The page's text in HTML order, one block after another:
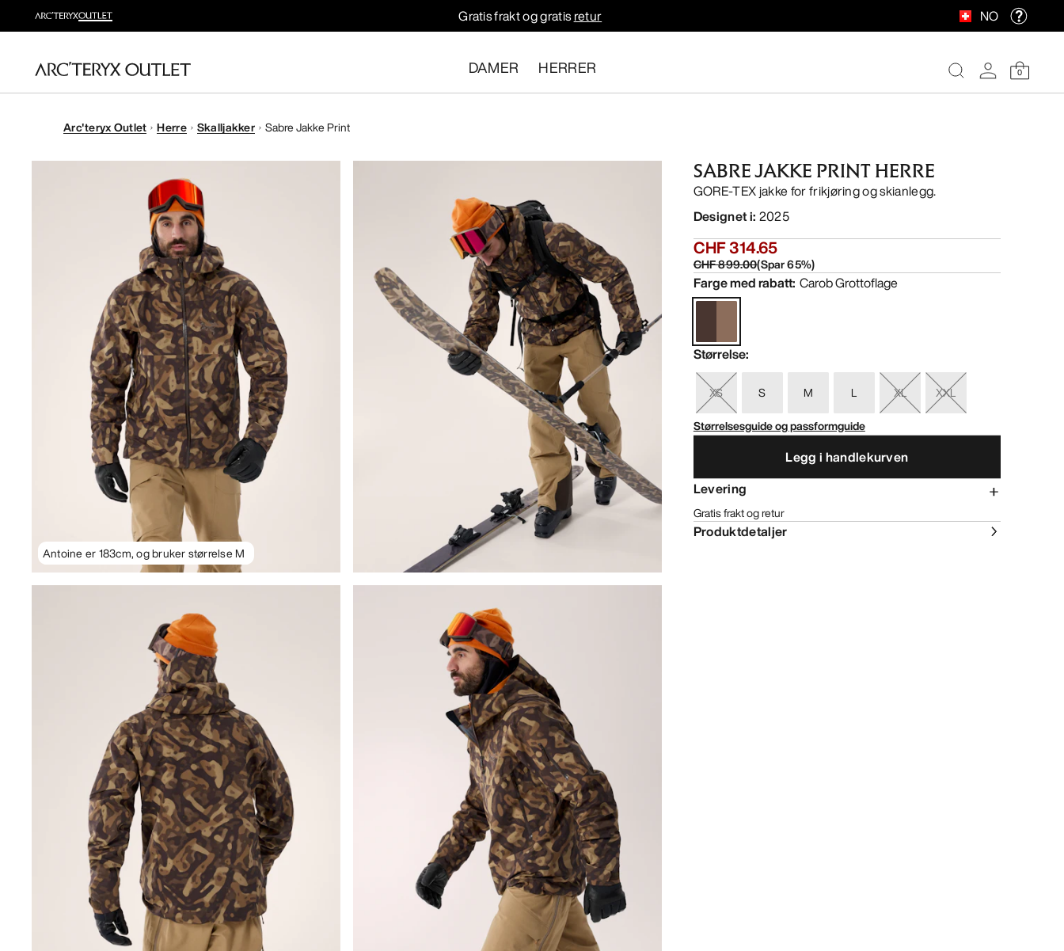
Gratis frakt og gratisretur NO
DAMER HERRER 0
Arc'teryx Outlet Herre Skalljakker Sabre Jakke Print
Antoine er 183cm, og bruker størrelse M
SABRE JAKKE PRINT HERRE
GORE-TEX jakke for frikjøring og skianlegg.
Designet i: 2025
CHF 314.65
CHF 899.00(Spar65%)
Farge med rabatt: Carob Grottoflage
Størrelse:
XS S M L XL
XXL
Størrelsesguide og passformguide
Legg i handlekurven
Levering
Gratis frakt og retur
Produktdetaljer